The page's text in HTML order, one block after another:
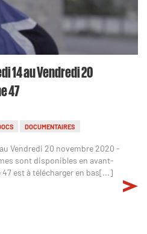
14 au Vendredi 20
47
DOCUMENTAIRES
Vendredi 20 novembre 2020 -
sont disponibles en avant-
est à télécharger en bas[...]